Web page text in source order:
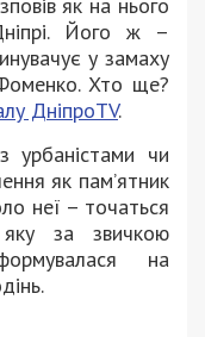
Його ж –
у замаху
Хто ще?
ДніпроTV.
урбаністами чи
як пам’ятник
неї – точаться
за звичкою
на